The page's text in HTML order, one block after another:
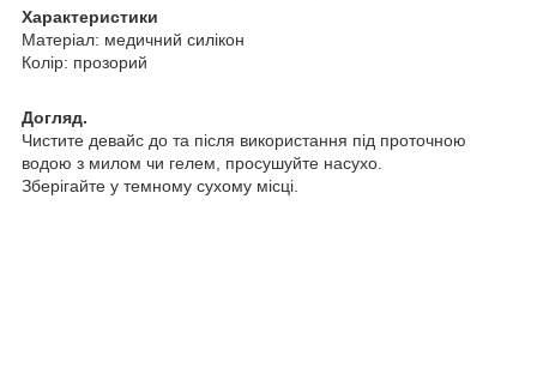
Характеристики
Матеріал: медичний силікон
Колір: прозорий
Догляд.
Чистите девайс до та після використання під проточною
водою з милом чи гелем, просушуйте насухо.
Зберігайте у темному сухому місці.